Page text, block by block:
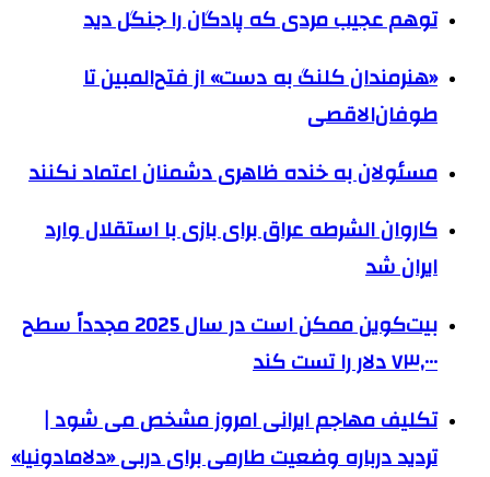
توهم عجیب مردی که پادگان را جنگل دید
«هنرمندان کلنگ به دست» از فتح‌المبین تا
طوفان‌الاقصی
مسئولان به خنده ظاهری دشمنان اعتماد نکنند
کاروان الشرطه عراق برای بازی با استقلال وارد
ایران شد
بیت‌کوین ممکن است در سال 2025 مجدداً سطح
۷۳,۰۰۰ دلار را تست کند
تکلیف مهاجم ایرانی امروز مشخص می شود |
تردید درباره وضعیت طارمی برای دربی «دلامادونیا»